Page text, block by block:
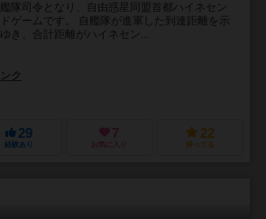
隊司令となり、自由惑星同盟首都ハイネセン
ゲームです。 自艦隊が進軍した到達距離を示
き、合計距離がハイネセン...
ク
29
経験あり
7
お気に入り
22
持ってる